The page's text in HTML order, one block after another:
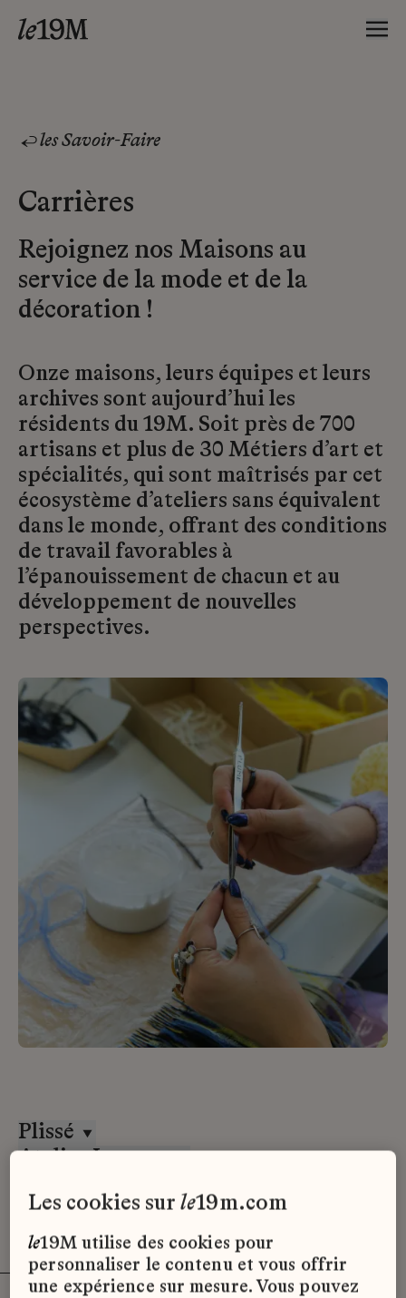
les Savoir-Faire
Carrières
Rejoignez nos Maisons au
service de la mode et de la
décoration !
Onze maisons, leurs équipes et leurs
archives sont aujourd’hui les
résidents du 19M. Soit près de 700
artisans et plus de 30 Métiers d’art et
spécialités, qui sont maîtrisés par cet
écosystème d’ateliers sans équivalent
dans le monde, offrant des conditions
de travail favorables à
l’épanouissement de chacun et au
développement de nouvelles
perspectives.
Plissé
Atelier Lognon
les cookies surle19m.com
le19M utilise des cookies pour
personnaliser le contenu et vous offrir
une expérience sur mesure. Vous pouvez